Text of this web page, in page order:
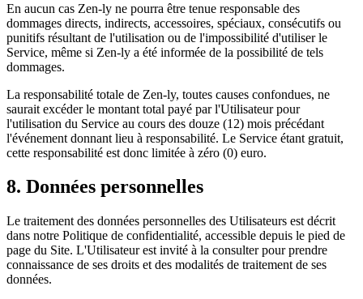
En aucun cas Zen-ly ne pourra être tenue responsable des
dommages directs, indirects, accessoires, spéciaux, consécutifs ou
punitifs résultant de l'utilisation ou de l'impossibilité d'utiliser le
Service, même si Zen-ly a été informée de la possibilité de tels
dommages.
La responsabilité totale de Zen-ly, toutes causes confondues, ne
saurait excéder le montant total payé par l'Utilisateur pour
l'utilisation du Service au cours des douze (12) mois précédant
l'événement donnant lieu à responsabilité. Le Service étant gratuit,
cette responsabilité est donc limitée à zéro (0) euro.
8. Données personnelles
Le traitement des données personnelles des Utilisateurs est décrit
dans notre Politique de confidentialité, accessible depuis le pied de
page du Site. L'Utilisateur est invité à la consulter pour prendre
connaissance de ses droits et des modalités de traitement de ses
données.